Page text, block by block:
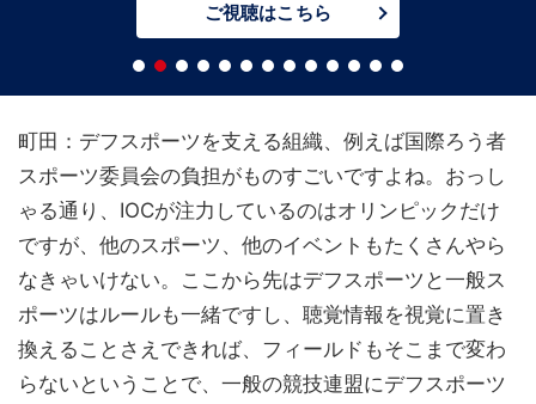
ご視聴はこちら
町田：デフスポーツを支える組織、例えば国際ろう者
スポーツ委員会の負担がものすごいですよね。おっし
ゃる通り、IOCが注力しているのはオリンピックだけ
ですが、他のスポーツ、他のイベントもたくさんやら
なきゃいけない。ここから先はデフスポーツと一般ス
ポーツはルールも一緒ですし、聴覚情報を視覚に置き
換えることさえできれば、フィールドもそこまで変わ
らないということで、一般の競技連盟にデフスポーツ